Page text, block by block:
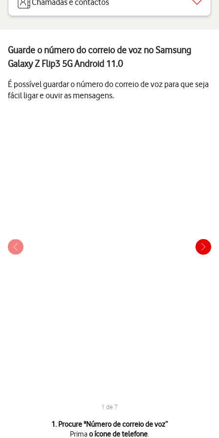
Chamadas e contactos
Guarde o número do correio de voz no Samsung
Galaxy Z Flip3 5G Android 11.0
É possível guardar o número do correio de voz para que seja
fácil ligar e ouvir as mensagens.
1 de 7
1. Procure "Número de correio de voz”
Primao ícone de telefone.